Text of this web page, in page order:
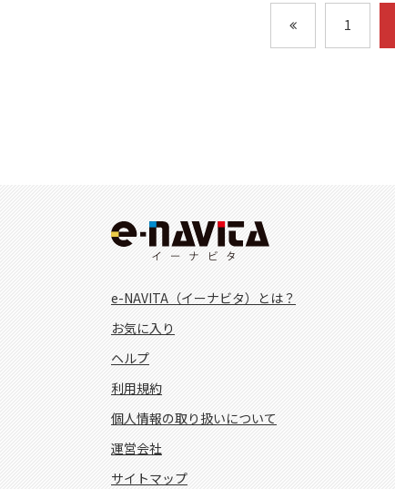
1
e-NAVITA（イーナビタ）とは？
お気に入り
ヘルプ
利用規約
個人情報の取り扱いについて
運営会社
サイトマップ